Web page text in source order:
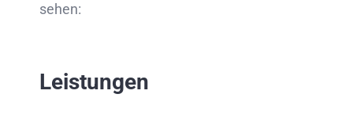
sehen:
Leistungen